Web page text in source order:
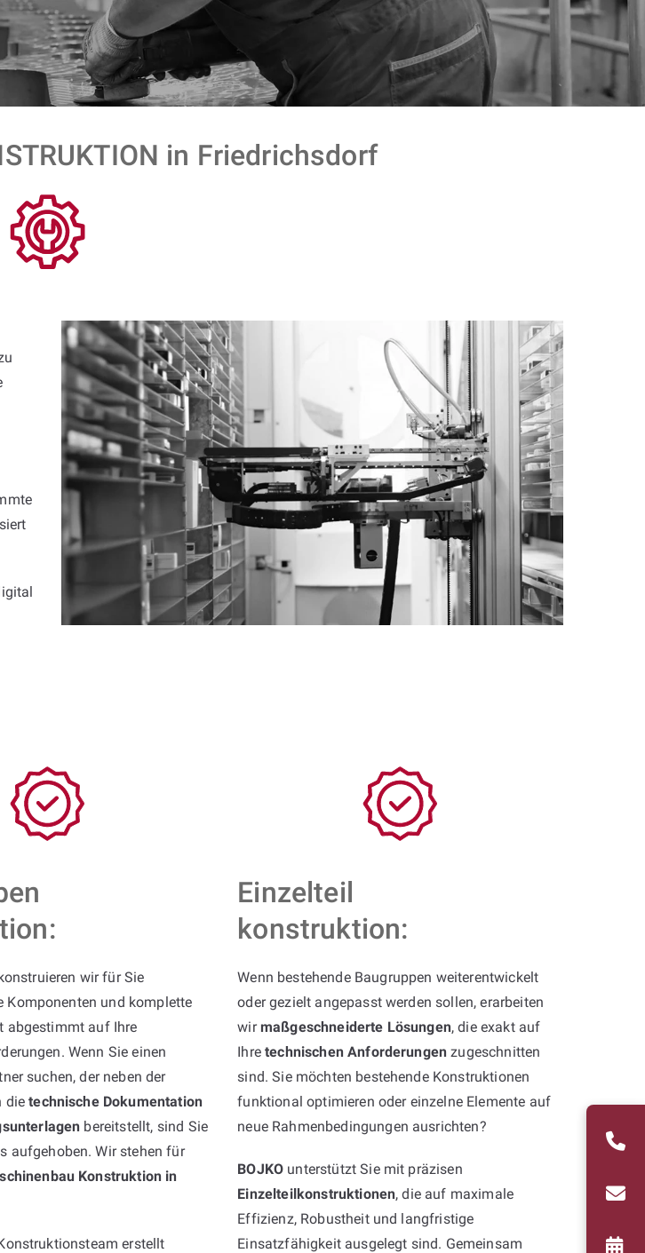
in Friedrichsdorf
wir für Sie
Komponenten und komplette
abgestimmt auf Ihre
Wenn Sie einen
suchen, der neben der
dietechnische Dokumentation
bereitstellt, sind Sie
aufgehoben. Wir stehen für
Konstruktion in
erstellt
Einzelteil
konstruktion:
Wenn bestehende Baugruppen weiterentwickelt
oder gezielt angepasst werden sollen, erarbeiten
wirmaßgeschneiderte Lösungen, die exakt auf
Ihretechnischen Anforderungen zugeschnitten
sind. Sie möchten bestehende Konstruktionen
funktional optimieren oder einzelne Elemente auf
neue Rahmenbedingungen ausrichten?
BOJKO unterstützt Sie mit präzisen
Einzelteilkonstruktionen, die auf maximale
Effizienz, Robustheit und langfristige
Einsatzfähigkeit ausgelegt sind. Gemeinsam